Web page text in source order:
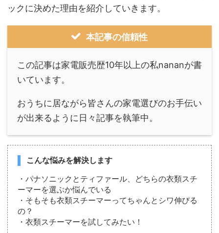
ックに決めた理由を紹介していきます。
本記事の信頼性
この記事は家電販売歴10年以上の私nananが書
いています。
おうちに居ながら皆さんの家電選びのお手伝い
が出来るように日々記事を執筆中。
こんな悩みを解決します
・パナソニックとティファール、どちらの衣類スチ
ーマーを選ぶか悩んでいる
・そもそも衣類スチーマーってちゃんとシワ伸びる
の？
・衣類スチーマーを試してみたい！